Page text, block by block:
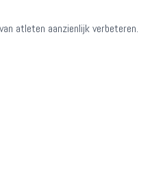
atleten aanzienlijk verbeteren.